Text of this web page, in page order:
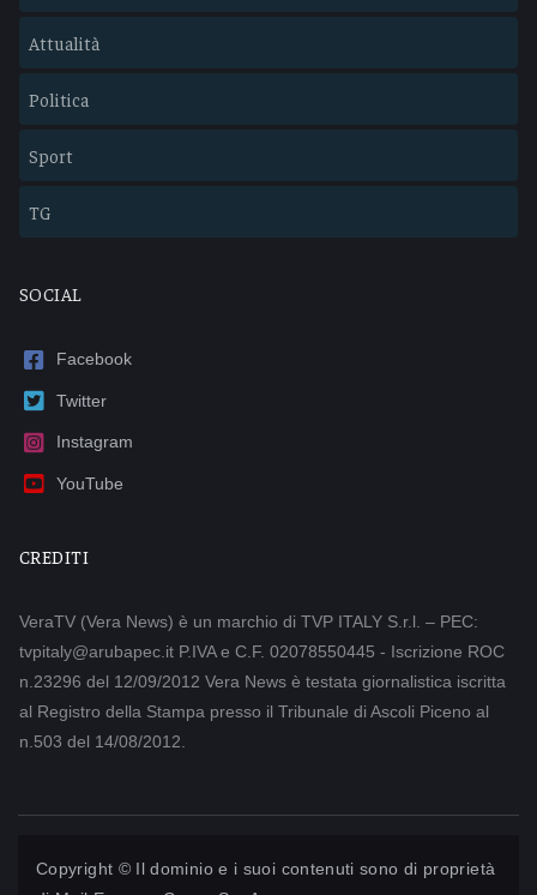
Attualità
Politica
Sport
TG
SOCIAL
Facebook
Twitter
Instagram
YouTube
CREDITI
VeraTV (Vera News) è un marchio di TVP ITALY S.r.l. – PEC:
tvpitaly@arubapec.it P.IVA e C.F. 02078550445 - Iscrizione ROC
n.23296 del 12/09/2012 Vera News è testata giornalistica iscritta
al Registro della Stampa presso il Tribunale di Ascoli Piceno al
n.503 del 14/08/2012.
Copyright © Il dominio e i suoi contenuti sono di proprietà